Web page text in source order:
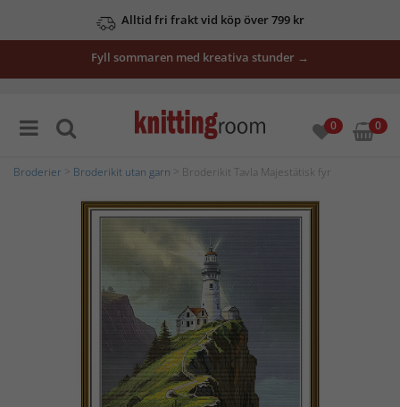
Alltid fri frakt vid köp över 799 kr
Fyll sommaren med kreativa stunder →
0 0
Broderier Broderikit utan garn > Broderikit Tavla Majestätisk fyr